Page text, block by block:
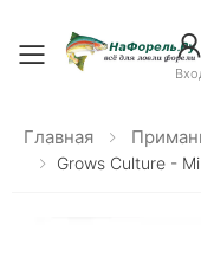
Toggle
Главная
Grows Culture -